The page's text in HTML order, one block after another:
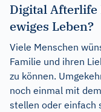
Digital
ewiges Leben?
Viele Menschen
Familie und ihren
zu können.
noch einmal mit
stellen oder einfach